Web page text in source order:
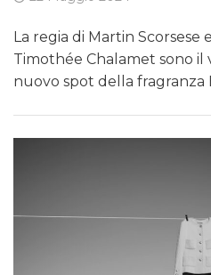
La regia di Martin
Timothée Chalamet sono il
nuovo spot della fragranza